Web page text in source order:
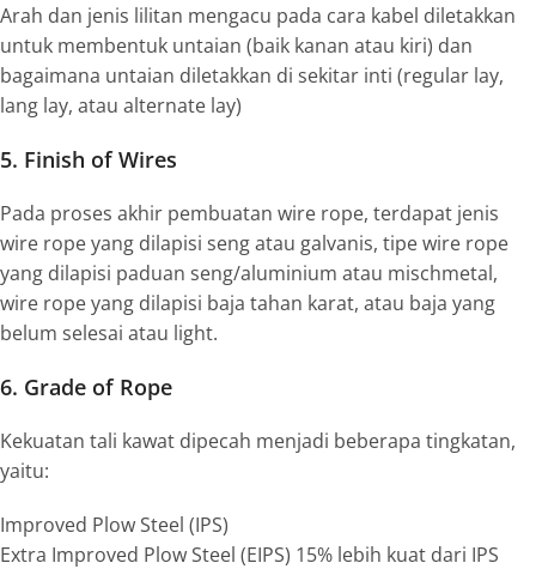
Arah dan jenis lilitan mengacu pada cara kabel diletakkan
untuk membentuk untaian (baik kanan atau kiri) dan
bagaimana untaian diletakkan di sekitar inti (regular lay,
lang lay, atau alternate lay)
5. Finish of Wires
Pada proses akhir pembuatan wire rope, terdapat jenis
wire rope yang dilapisi seng atau galvanis, tipe wire rope
yang dilapisi paduan seng/aluminium atau mischmetal,
wire ropeyang dilapisi baja tahan karat, atau baja yang
belum selesai atau light.
6. Grade of Rope
Kekuatan tali kawat dipecah menjadi beberapa tingkatan,
yaitu:
Improved Plow Steel (IPS)
Extra Improved Plow Steel (EIPS) 15% lebih kuat dari IPS